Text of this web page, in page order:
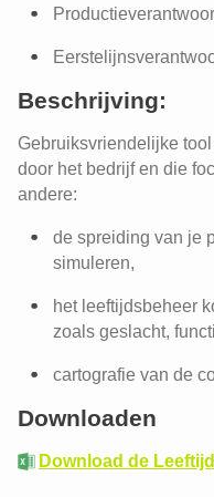
Beschrijving:
Gebruiksvriendelijke
door het bedrijf en die
andere:
de spreiding van je
simuleren,
het leeftijdsbeheer
zoals geslacht,
cartografie van de
Downloaden
Download de